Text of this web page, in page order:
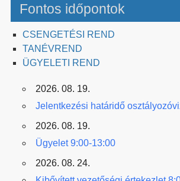
Fontos időpontok
CSENGETÉSI REND
TANÉVREND
ÜGYELETI REND
2026. 08. 19.
Jelentkezési határidő
2026. 08. 19.
Ügyelet 9:00-13:00
2026. 08. 24.